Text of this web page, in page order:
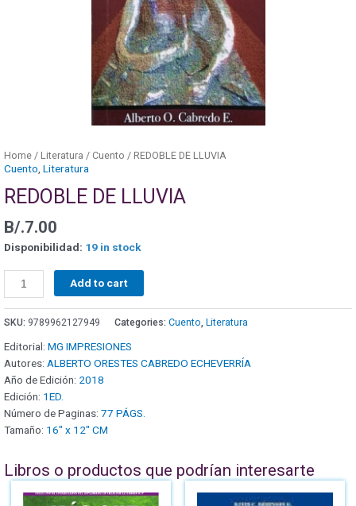
Home / Literatura / Cuento / REDOBLE DE LLUVIA
Cuento, Literatura
REDOBLE DE LLUVIA
B/.7.00
Disponibilidad: 19 in stock
Add to cart
SKU: 9789962127949 Categories: Cuento Literatura
Editorial: MG IMPRESIONES
Autores: ALBERTO ORESTES CABREDO ECHEVERRÍA
Año de Edición: 2018
Edición: 1ED.
Número de Paginas: 77 PÁGS.
Tamaño: 16" x 12" CM
Libros o productos que podrían interesarte